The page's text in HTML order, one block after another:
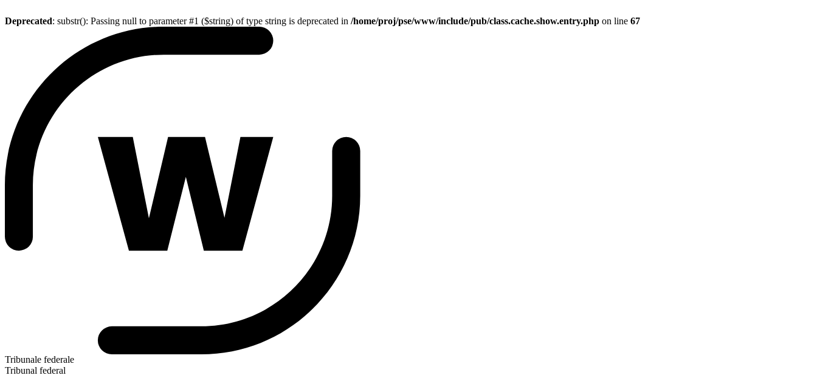
Deprecated: substr(): Passing null to parameter #1 ($string) of type string is deprecated in /home/proj/pse/www/include/pub/class.cache.show.entry.php on line 67
Tribunale federale
Tribunal federal